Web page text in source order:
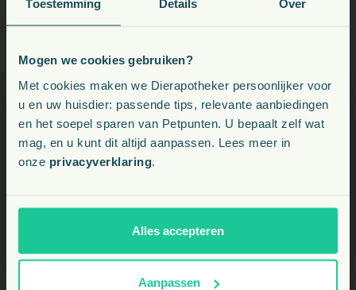
Toestemming Details Over
Mogen we cookies gebruiken?
Met cookies maken we Dierapotheker persoonlijker voor
u en uw huisdier: passende tips, relevante aanbiedingen
en het soepel sparen van Petpunten. U bepaalt zelf wat
mag, en u kunt dit altijd aanpassen. Lees meer in
onze privacyverklaring
Alles accepteren
Aanpassen
Klantenservice
Veelgestelde vragen
Bestelling en levering
Betaalmethoden
Kortingscode voorwaarden
Kies uw land:
NL